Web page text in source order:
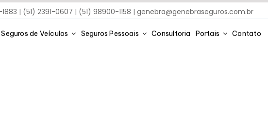
1883 | (51) 2391-0607 | (51) 98900-1158 |genebra@genebraseguros.com.br
Seguros de Veículos Seguros Pessoais Consultoria Portais Contato